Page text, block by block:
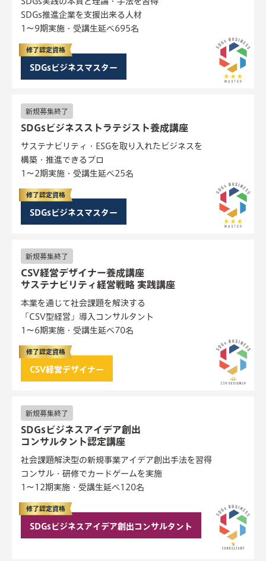
SDGs推進企業を支援出来る人材
1〜9期実施・受講生延べ695名
修了認定資格
SDGsビジネスマスター
新規募集終了
SDGsビジネスストラテジスト養成講座
サステナビリティ・ESGを取り入れたビジネスを
構築・推進できるプロ
1〜2期実施・受講生延べ25名
修了認定資格
SDGsビジネスマスター
新規募集終了
CSV経営デザイナー養成講座
サステナビリティ経営戦略 実践講座
本業を通じて社会課題を解決する
「CSV型経営」導入コンサルタント
1〜6期実施・受講生延べ70名
修了認定資格
CSV経営デザイナー
新規募集終了
SDGsビジネスアイデア創出
コンサルタント認定講座
社会課題解決型の新規事業アイデア創出手法を習得
コンサル・研修でカードゲームを実施
1〜12期実施・受講生延べ120名
修了認定資格
SDGsビジネスアイデア創出コンサルタント